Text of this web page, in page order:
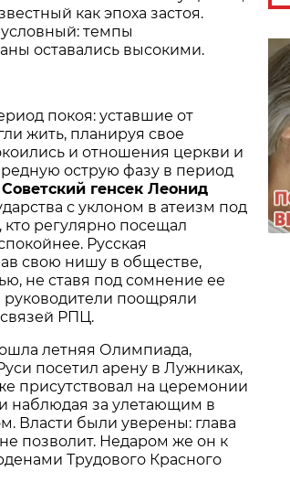
как эпоха застоя.
темпы
оставались высокими.
покоя: уставшие от
жить, планируя свое
и отношения церкви и
острую фазу в период
Советский генсек Леонид
с уклоном в атеизм под
кто регулярно посещал
Русская
свою нишу в обществе,
не ставя под сомнение ее
руководители поощряли
РПЦ.
летняя Олимпиада,
посетил арену в Лужниках,
присутствовал на церемонии
наблюдая за улетающим в
Власти были уверены: глава
позволит. Недаром же он к
Трудового Красного